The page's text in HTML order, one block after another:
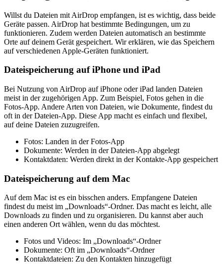
Willst du Dateien mit AirDrop empfangen, ist es wichtig, dass beide
Geräte passen. AirDrop hat bestimmte Bedingungen, um zu
funktionieren. Zudem werden Dateien automatisch an bestimmte
Orte auf deinem Gerät gespeichert. Wir erklären, wie das Speichern
auf verschiedenen Apple-Geräten funktioniert.
Dateispeicherung auf iPhone und iPad
Bei Nutzung von AirDrop auf iPhone oder iPad landen Dateien
meist in der zugehörigen App. Zum Beispiel, Fotos gehen in die
Fotos-App. Andere Arten von Dateien, wie Dokumente, findest du
oft in der Dateien-App. Diese App macht es einfach und flexibel,
auf deine Dateien zuzugreifen.
Fotos: Landen in der Fotos-App
Dokumente: Werden in der Dateien-App abgelegt
Kontaktdaten: Werden direkt in der Kontakte-App gespeichert
Dateispeicherung auf dem Mac
Auf dem Mac ist es ein bisschen anders. Empfangene Dateien
findest du meist im „Downloads“-Ordner. Das macht es leicht, alle
Downloads zu finden und zu organisieren. Du kannst aber auch
einen anderen Ort wählen, wenn du das möchtest.
Fotos und Videos: Im „Downloads“-Ordner
Dokumente: Oft im „Downloads“-Ordner
Kontaktdateien: Zu den Kontakten hinzugefügt